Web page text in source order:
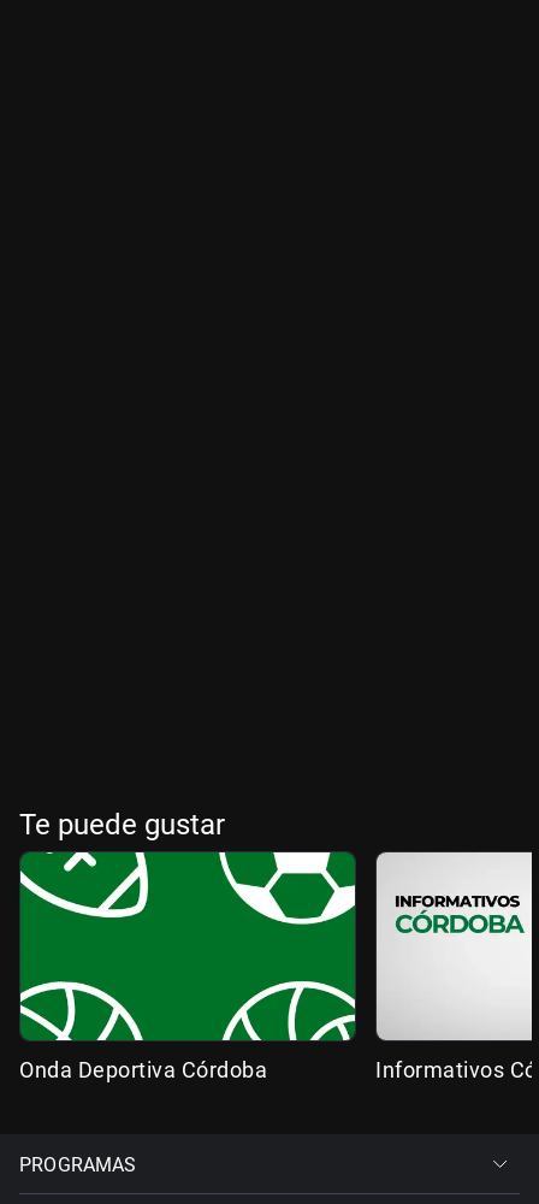
Te puede gustar
Onda Deportiva Córdoba Informativos
PROGRAMAS